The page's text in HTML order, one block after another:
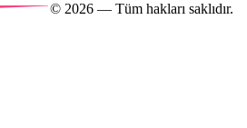
© 2026 — Tüm hakları saklıdır.